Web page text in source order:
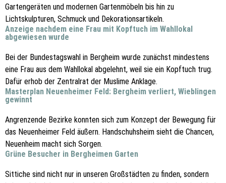
Gartengeräten und modernen Gartenmöbeln bis hin zu
Lichtskulpturen, Schmuck und Dekorationsartikeln.
Anzeige nachdem eine Frau mit Kopftuch im Wahllokal
abgewiesen wurde
Bei der Bundestagswahl in Bergheim wurde zunächst mindestens
eine Frau aus dem Wahllokal abgelehnt, weil sie ein Kopftuch trug.
Dafür erhob der Zentralrat der Muslime Anklage.
Masterplan Neuenheimer Feld: Bergheim verliert, Wieblingen
gewinnt
Angrenzende Bezirke konnten sich zum Konzept der Bewegung für
das Neuenheimer Feld äußern. Handschuhsheim sieht die Chancen,
Neuenheim macht sich Sorgen.
Grüne Besucher in Bergheimen Garten
Sittiche sind nicht nur in unseren Großstädten zu finden, sondern